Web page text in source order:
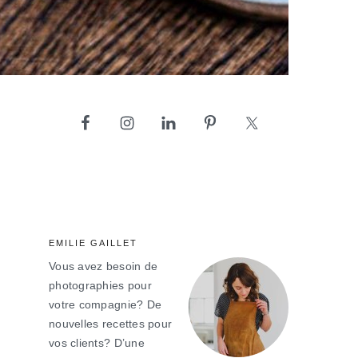
barre
EMILIE GAILLET
Vous avez besoin de
photographies pour
votre compagnie? De
nouvelles recettes pour
vos clients? D’une